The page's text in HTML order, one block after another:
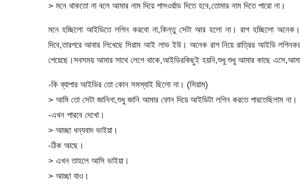
> মনে থাকতো না বলে আমার নাম দিয়ে পাসওর্য়াড দিতে হবে,তোমার নাম দিতে পারো না।
মনে হচ্ছিলো আইডিতে লগিন করবো না,কিন্তু সেটা আর হলো না। রাগ হচ্ছিলো
দিবে,তারপরে আবার লিখেছে সিয়াম আই লাভ ইউ। অনেক রাগ নিয়ে রাত্রির আইডি
পেয়েছে।সবসময় আমার সাথে লেগে থাকে,আইডিরকিছুই হয়নি,শুধু শুধু আমার কাছে
-কি ব্যাপার আইডির তো কোন সমস্যাই ছিলো না। (সিয়াম)
> আমি তো সেটা জানিনা,শুধু জানি আমার ফোন দিয়ে আইডিটা লগিন করতে পারতেছিলাম না।
-এখন পারবে দেখো।
> আচ্ছা ধন্যবাদ ভাইয়া।
-ঠিক আছে।
> এখন তাহলে আসি ভাইয়া।
> আচ্ছা যাও।